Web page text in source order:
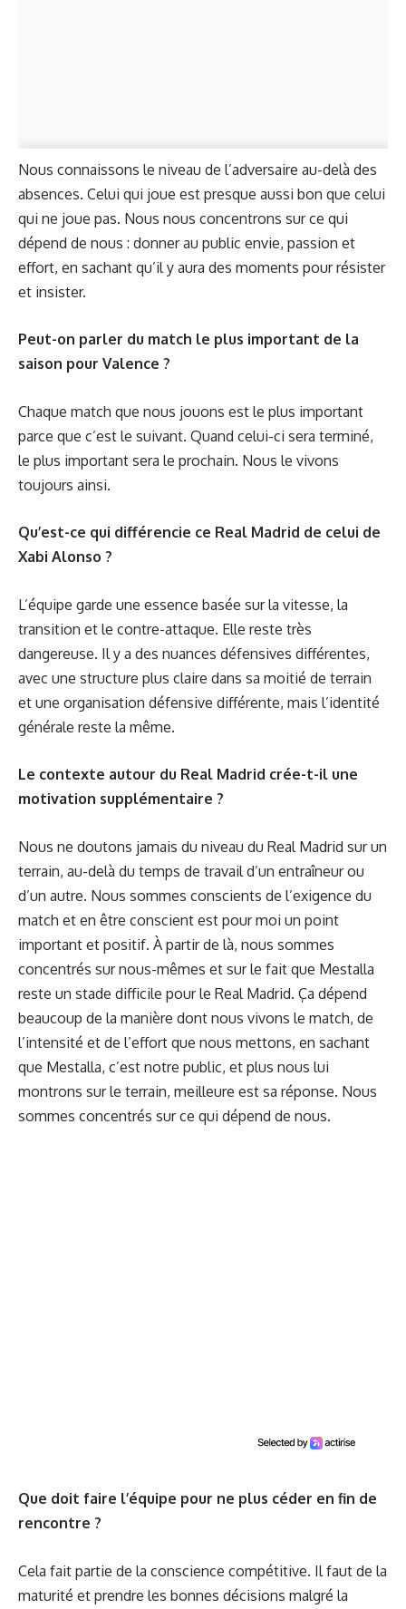
Nous connaissons le niveau de l’adversaire au-delà des
absences. Celui qui joue est presque aussi bon que celui
qui ne joue pas. Nous nous concentrons sur ce qui
dépend de nous : donner au public envie, passion et
effort, en sachant qu’il y aura des moments pour résister
et insister.
Peut-on parler du match le plus important de la
saison pour Valence ?
Chaque match que nous jouons est le plus important
parce que c’est le suivant. Quand celui-ci sera terminé,
le plus important sera le prochain. Nous le vivons
toujours ainsi.
Qu’est-ce qui différencie ce Real Madrid de celui de
Xabi Alonso ?
L’équipe garde une essence basée sur la vitesse, la
transition et le contre-attaque. Elle reste très
dangereuse. Il y a des nuances défensives différentes,
avec une structure plus claire dans sa moitié de terrain
et une organisation défensive différente, mais l’identité
générale reste la même.
Le contexte autour du Real Madrid crée-t-il une
motivation supplémentaire ?
Nous ne doutons jamais du niveau du Real Madrid sur un
terrain, au-delà du temps de travail d’un entraîneur ou
d’un autre. Nous sommes conscients de l’exigence du
match et en être conscient est pour moi un point
important et positif. À partir de là, nous sommes
concentrés sur nous-mêmes et sur le fait que Mestalla
reste un stade difficile pour le Real Madrid. Ça dépend
beaucoup de la manière dont nous vivons le match, de
l’intensité et de l’effort que nous mettons, en sachant
que Mestalla, c’est notre public, et plus nous lui
montrons sur le terrain, meilleure est sa réponse. Nous
sommes concentrés sur ce qui dépend de nous.
Que doit faire l’équipe pour ne plus céder en fin de
rencontre ?
Cela fait partie de la conscience compétitive. Il faut de la
maturité et prendre les bonnes décisions malgré la